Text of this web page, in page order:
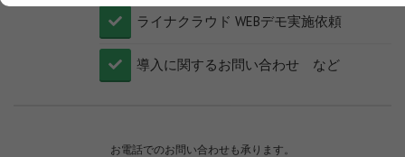
​ライナクラウド WEBデモ実施依頼
​導入に関するお問い合わせ など
お電話でのお問い合わせも承ります。